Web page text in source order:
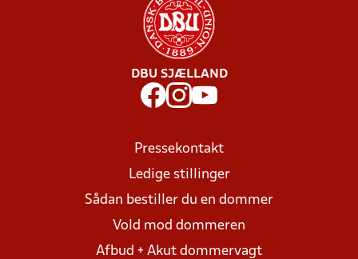
DBU SJÆLLAND
Pressekontakt
Ledige stillinger
Sådan bestiller du en dommer
Vold mod dommeren
Afbud + Akut dommervagt